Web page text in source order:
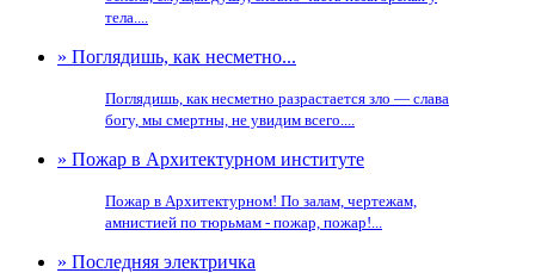
тела....
» Поглядишь, как несметно...
Поглядишь, как несметно разрастается зло — слава
богу, мы смертны, не увидим всего....
» Пожар в Архитектурном институте
Пожар в Архитектурном! По залам, чертежам,
амнистией по тюрьмам - пожар, пожар!...
» Последняя электричка